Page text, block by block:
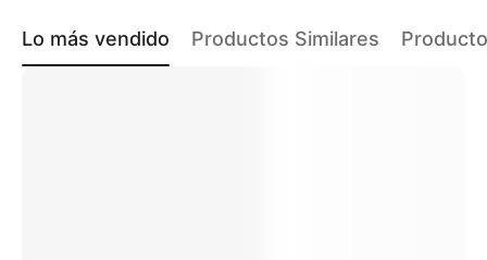
Lo más vendido Productos Similares